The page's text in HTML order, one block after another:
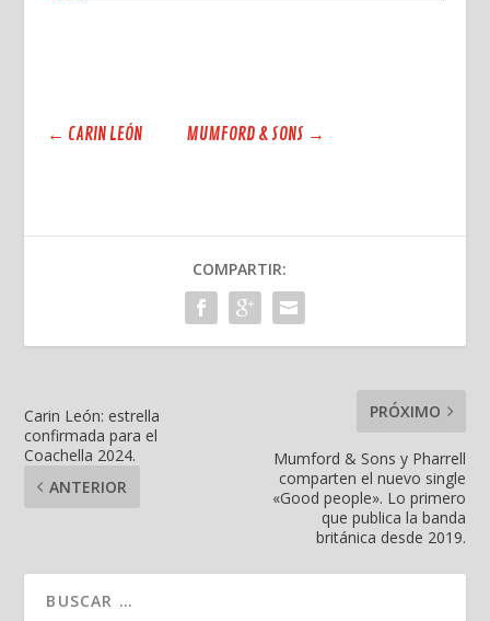
← CARIN LEÓN MUMFORD & SONS →
COMPARTIR:
Carin León: estrella
confirmada para el
Coachella 2024.
ANTERIOR
PRÓXIMO
Mumford & Sons y Pharrell
comparten el nuevo single
«Good people». Lo primero
que publica la banda
británica desde 2019.